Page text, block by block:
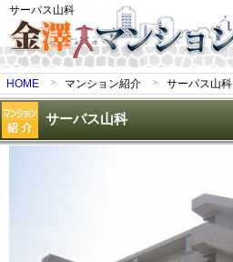
サーパス山科
HOME マンション紹介 サーパス山科
サーパス山科